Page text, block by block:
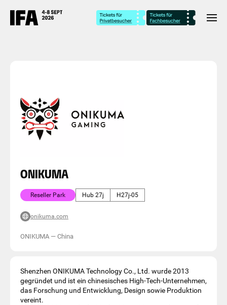
ONIKUMA
Reseller Park Hub 27j H27j-05
onikuma.com
ONIKUMA — China
Shenzhen ONIKUMA Technology Co., Ltd. wurde 2013
gegründet und ist ein chinesisches High-Tech-Unternehmen,
das Forschung und Entwicklung, Design sowie Produktion
vereint.